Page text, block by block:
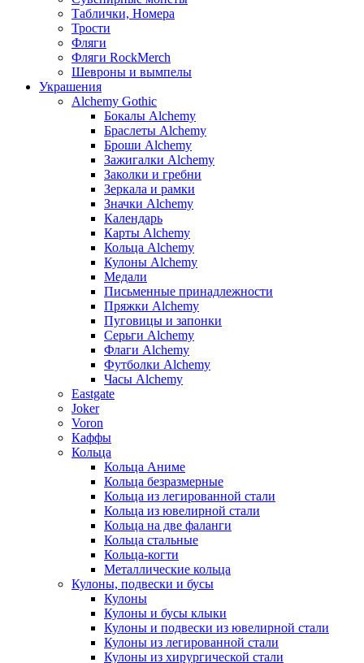
Таблички, Номера
Трости
Фляги
Фляги RockMerch
Шевроны и вымпелы
Украшения
Alchemy Gothic
Бокалы Alchemy
Браслеты Alchemy
Броши Alchemy
Зажигалки Alchemy
Заколки и гребни
Зеркала и рамки
Значки Alchemy
Календарь
Карты Alchemy
Кольца Alchemy
Кулоны Alchemy
Медали
Письменные принадлежности
Пряжки Alchemy
Пуговицы и запонки
Серьги Alchemy
Флаги Alchemy
Футболки Alchemy
Часы Alchemy
Eastgate
Joker
Voron
Каффы
Кольца
Кольца Аниме
Кольца безразмерные
Кольца из легированной стали
Кольца из ювелирной стали
Кольца на две фаланги
Кольца стальные
Кольца-когти
Металлические кольца
Кулоны, подвески и бусы
Кулоны
Кулоны и бусы клыки
Кулоны и подвески из ювелирной стали
Кулоны из легированной стали
Кулоны из хирургической стали